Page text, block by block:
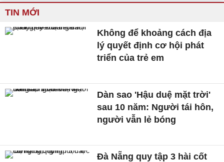
TIN MỚI
Không để khoảng cách địa
lý quyết định cơ hội phát
triển của trẻ em
Dàn sao 'Hậu duệ mặt trời'
sau 10 năm: Người tái hôn,
người vẫn lẻ bóng
Đà Nẵng quy tập 3 hài cốt